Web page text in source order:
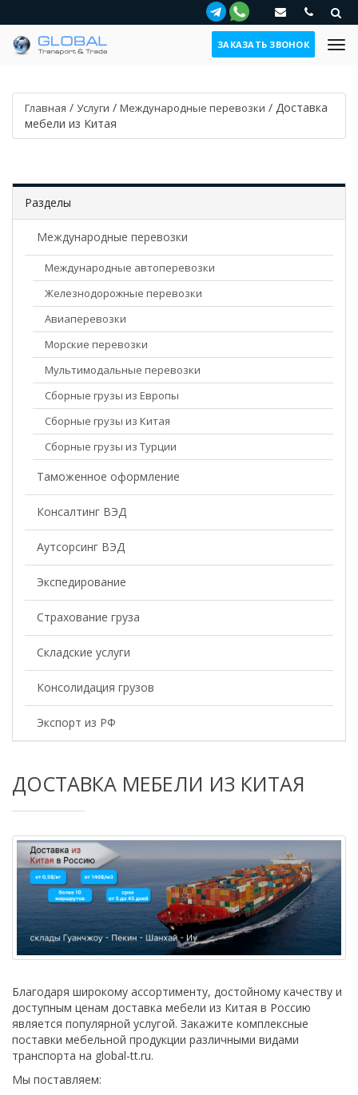
ЗАКАЗАТЬ ЗВОНОК
Главная / Услуги / Международные перевозки / Доставка
мебели из Китая
Разделы
Международные перевозки
Международные автоперевозки
Железнодорожные перевозки
Авиаперевозки
Морские перевозки
Мультимодальные перевозки
Сборные грузы из Европы
Сборные грузы из Китая
Сборные грузы из Турции
Таможенное оформление
Консалтинг ВЭД
Аутсорсинг ВЭД
Экспедирование
Страхование груза
Складские услуги
Консолидация грузов
Экспорт из РФ
ДОСТАВКА МЕБЕЛИ ИЗ КИТАЯ
Благодаря широкому ассортименту, достойному качеству и
доступным ценам доставка мебели из Китая в Россию
является популярной услугой. Закажите комплексные
поставки мебельной продукции различными видами
транспорта на global-tt.ru.
Мы поставляем: